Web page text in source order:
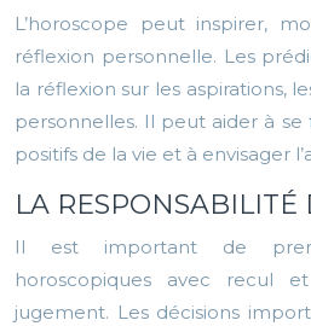
L’horoscope peut inspirer,
réflexion personnelle. Les
la réflexion sur les aspirations,
personnelles. Il peut aider à se
positifs de la vie et à envisager
LA RESPONSABILITÉ
Il est important de
horoscopiques avec recul
jugement. Les décisions